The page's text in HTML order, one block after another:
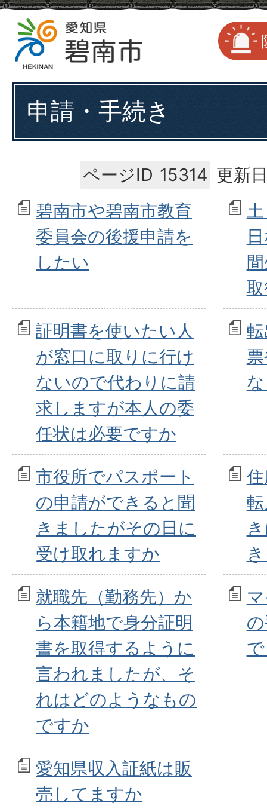
申請・手続き
ページID 15314 更新
碧南市や碧南市教育
委員会の後援申請を
したい
証明書を使いたい人
が窓口に取りに行け
ないので代わりに請
求しますが本人の委
任状は必要ですか
市役所でパスポート
の申請ができると聞
きましたがその日に
受け取れますか
就職先（勤務先）か
ら本籍地で身分証明
書を取得するように
言われましたが、そ
れはどのようなもの
ですか
愛知県収入証紙は販
売してますか